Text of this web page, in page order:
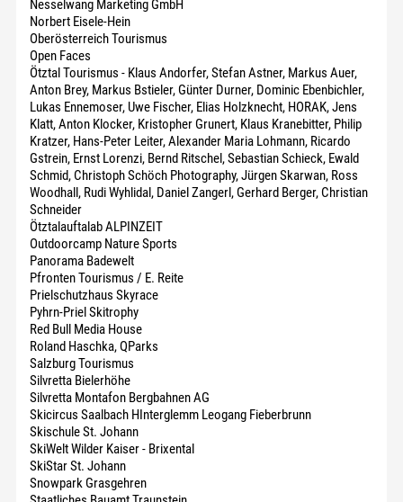
Nesselwang Marketing GmbH
Norbert Eisele-Hein
Oberösterreich Tourismus
Open Faces
Ötztal Tourismus - Klaus Andorfer, Stefan Astner, Markus Auer,
Anton Brey, Markus Bstieler, Günter Durner, Dominic Ebenbichler,
Lukas Ennemoser, Uwe Fischer, Elias Holzknecht, HORAK, Jens
Klatt, Anton Klocker, Kristopher Grunert, Klaus Kranebitter, Philip
Kratzer, Hans-Peter Leiter, Alexander Maria Lohmann, Ricardo
Gstrein, Ernst Lorenzi, Bernd Ritschel, Sebastian Schieck, Ewald
Schmid, Christoph Schöch Photography, Jürgen Skarwan, Ross
Woodhall, Rudi Wyhlidal, Daniel Zangerl, Gerhard Berger, Christian
Schneider
Ötztalauftalab ALPINZEIT
Outdoorcamp Nature Sports
Panorama Badewelt
Pfronten Tourismus / E. Reite
Prielschutzhaus Skyrace
Pyhrn-Priel Skitrophy
Red Bull Media House
Roland Haschka, QParks
Salzburg Tourismus
Silvretta Bielerhöhe
Silvretta Montafon Bergbahnen AG
Skicircus Saalbach HInterglemm Leogang Fieberbrunn
Skischule St. Johann
SkiWelt Wilder Kaiser - Brixental
SkiStar St. Johann
Snowpark Grasgehren